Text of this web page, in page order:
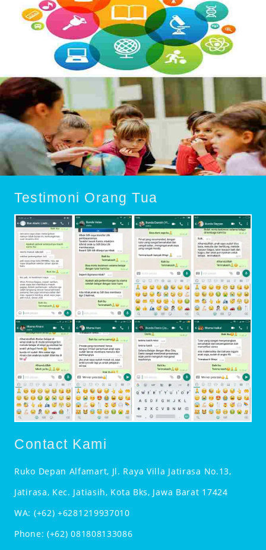
Testimoni Orang Tua
Contact Kami
Ruko Depan Alfamart, Jl. Raya Villa Jatirasa No.13,
Jatirasa, Kec. Jatiasih, Kota Bks, Jawa Barat 17424
WA: (+62) +6281219937010
Phone: (+62) 081808133086